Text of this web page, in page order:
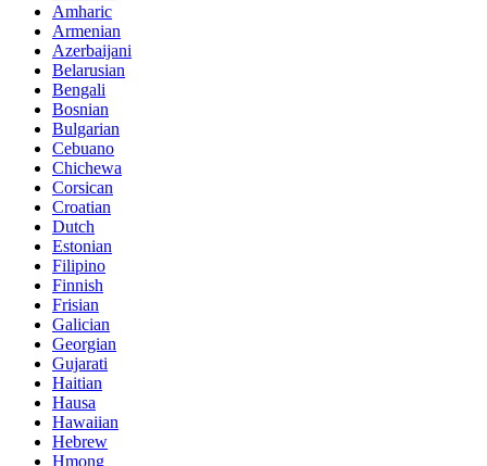
Amharic
Armenian
Azerbaijani
Belarusian
Bengali
Bosnian
Bulgarian
Cebuano
Chichewa
Corsican
Croatian
Dutch
Estonian
Filipino
Finnish
Frisian
Galician
Georgian
Gujarati
Haitian
Hausa
Hawaiian
Hebrew
Hmong